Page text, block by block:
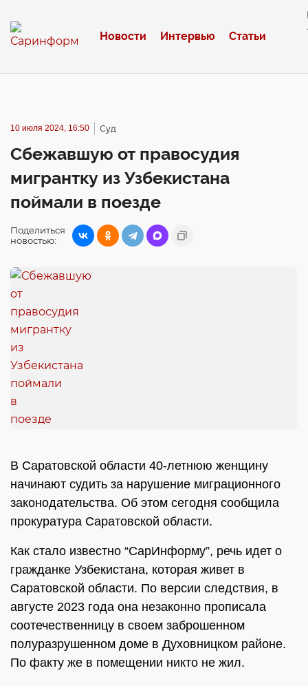
Новости Интервью Статьи
10 июля 2024, 16:50 Суд
Сбежавшую от правосудия
мигрантку из Узбекистана
поймали в поезде
Поделиться
новостью:
В Саратовской области 40-летнюю женщину
начинают судить за нарушение миграционного
законодательства. Об этом сегодня сообщила
прокуратура Саратовской области.
Как стало известно “СарИнформу”, речь идет о
гражданке Узбекистана, которая живет в
Саратовской области. По версии следствия, в
августе 2023 года она незаконно прописала
соотечественницу в своем заброшенном
полуразрушенном доме в Духовницком районе.
По факту же в помещении никто не жил.